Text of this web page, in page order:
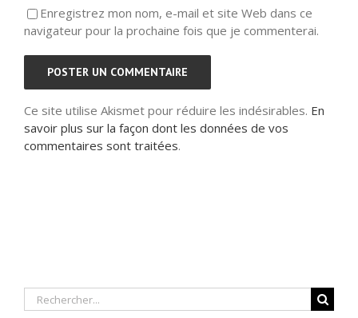
Enregistrez mon nom, e-mail et site Web dans ce
navigateur pour la prochaine fois que je commenterai.
Ce site utilise Akismet pour réduire les indésirables. En
savoir plus sur la façon dont les données de vos
commentaires sont traitées.
Rechercher: